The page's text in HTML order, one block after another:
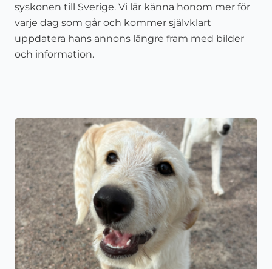
syskonen till Sverige. Vi lär känna honom mer för
varje dag som går och kommer självklart
uppdatera hans annons längre fram med bilder
och information.